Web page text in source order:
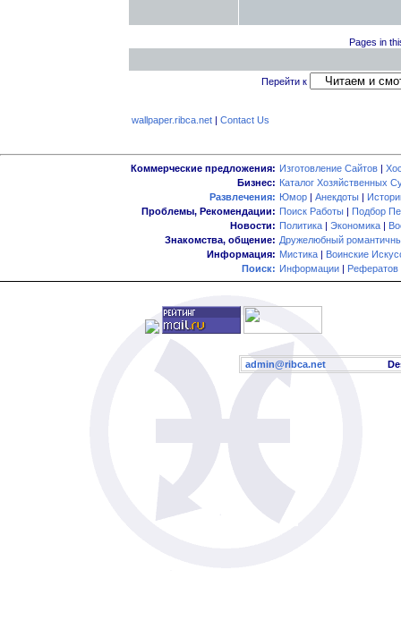
Pages in
Перейти к
wallpaper.ribca.net| Contact Us
Коммерческие предложения: Изготовление Сайтов |
Бизнес: Каталог Хозяйственных
Развлечения: Юмор | Анекдоты |
Проблемы, Рекомендации: Поиск Работы | Подбор
Новости: Политика | Экономика |
Знакомства, общение: Дружелюбный
Информация: Мистика | Воинские
Поиск: Информации | Рефератов
admin@ribca.net